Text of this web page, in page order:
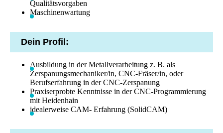
Qualitätsvorgaben
Maschinenwartung
Dein Profil:
Ausbildung in der Metallverarbeitung z. B. als
Zerspanungsmechaniker/in, CNC-Fräser/in, oder
Berufserfahrung in der CNC-Zerspanung
Praxiserprobte Kenntnisse in der CNC-Programmierung
mit Heidenhain
idealerweise CAM- Erfahrung (SolidCAM)